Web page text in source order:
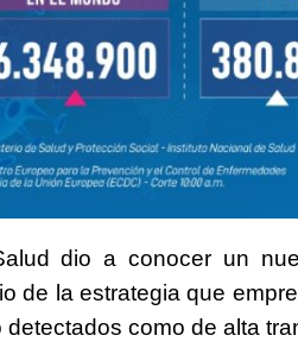
dio a conocer un
de la estrategia que
como de alta